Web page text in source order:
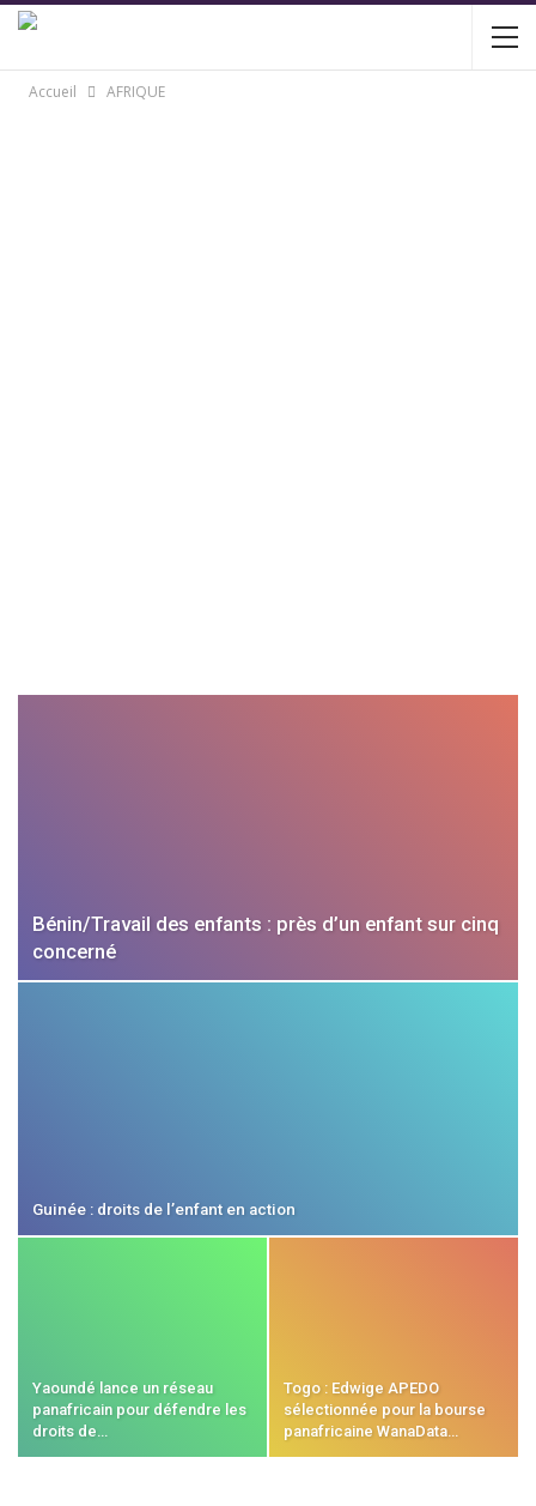
Accueil AFRIQUE
Bénin/Travail des enfants : près d’un enfant sur cinq
concerné
Guinée : droits de l’enfant en action
Yaoundé lance un réseau
panafricain pour défendre les
droits de…
Togo : Edwige APEDO
sélectionnée pour la bourse
panafricaine WanaData…